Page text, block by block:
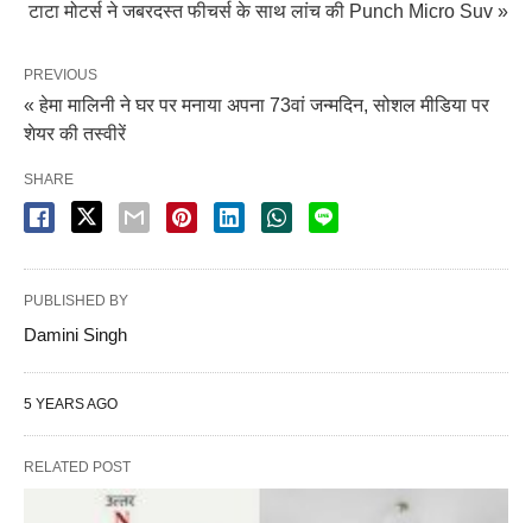
टाटा मोटर्स ने जबरदस्त फीचर्स के साथ लांच की Punch Micro Suv »
PREVIOUS
« हेमा मालिनी ने घर पर मनाया अपना 73वां जन्मदिन, सोशल मीडिया पर
शेयर की तस्वीरें
SHARE
PUBLISHED BY
Damini Singh
5 YEARS AGO
RELATED POST